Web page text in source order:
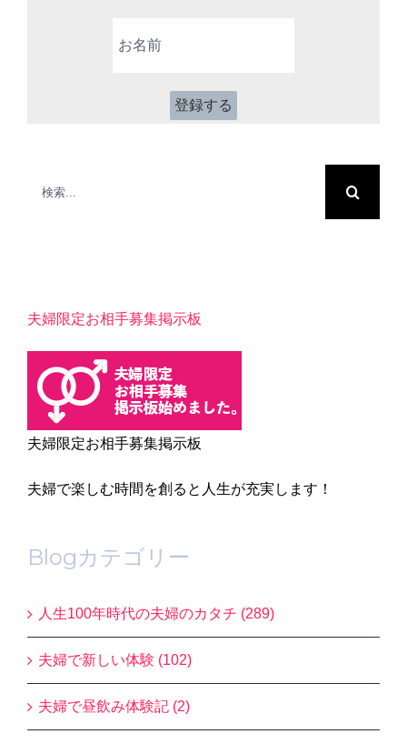
*
夫婦限定お相手募集掲示板
夫婦限定お相手募集掲示板
夫婦で楽しむ時間を創ると人生が充実します！
Blogカテゴリー
人生100年時代の夫婦のカタチ (289)
夫婦で新しい体験 (102)
夫婦で昼飲み体験記 (2)